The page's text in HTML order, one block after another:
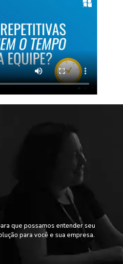
que possamos entender seu
para você e sua empresa.